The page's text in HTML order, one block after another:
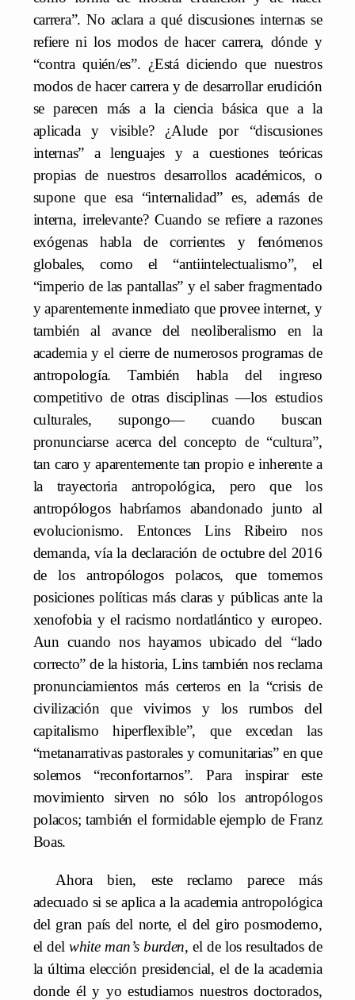
carrera”. No aclara a qué discusiones internas se
refiere ni los modos de hacer carrera, dónde y
“contra quién/es”. ¿Está diciendo que nuestros
modos de hacer carrera y de desarrollar erudición
se parecen más a la ciencia básica que a la
aplicada y visible? ¿Alude por “discusiones
internas” a lenguajes y a cuestiones teóricas
propias de nuestros desarrollos académicos, o
supone que esa “internalidad” es, además de
interna, irrelevante? Cuando se refiere a razones
exógenas habla de corrientes y fenómenos
globales, como el “antiintelectualismo”, el
“imperio de las pantallas” y el saber fragmentado
y aparentemente inmediato que provee internet, y
también al avance del neoliberalismo en la
academia y el cierre de numerosos programas de
antropología. También habla del ingreso
competitivo de otras disciplinas —los estudios
culturales, supongo— cuando buscan
pronunciarse acerca del concepto de “cultura”,
tan caro y aparentemente tan propio e inherente a
la trayectoria antropológica, pero que los
antropólogos habríamos abandonado junto al
evolucionismo. Entonces Lins Ribeiro nos
demanda, vía la declaración de octubre del 2016
de los antropólogos polacos, que tomemos
posiciones políticas más claras y públicas ante la
xenofobia y el racismo nordatlántico y europeo.
Aun cuando nos hayamos ubicado del “lado
correcto” de la historia, Lins también nos reclama
pronunciamientos más certeros en la “crisis de
civilización que vivimos y los rumbos del
capitalismo hiperflexible”, que excedan las
“metanarrativas pastorales y comunitarias” en que
solemos “reconfortarnos”. Para inspirar este
movimiento sirven no sólo los antropólogos
polacos; también el formidable ejemplo de Franz
Boas.
Ahora bien, este reclamo parece más
adecuado si se aplica a la academia antropológica
del gran país del norte, el del giro posmoderno,
el del white man’s burden, el de los resultados de
la última elección presidencial, el de la academia
donde él y yo estudiamos nuestros doctorados,